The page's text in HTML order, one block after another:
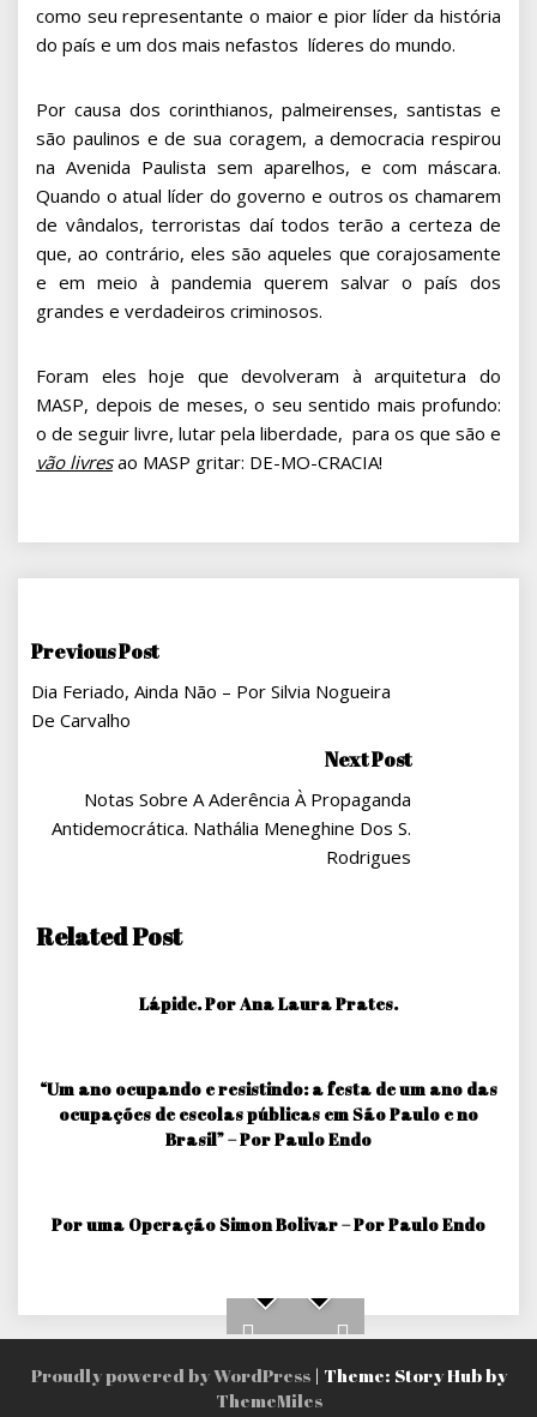
como seu representante o maior e pior líder da história
do país e um dos mais nefastos líderes do mundo.
Por causa dos corinthianos, palmeirenses, santistas e
são paulinos e de sua coragem, a democracia respirou
na Avenida Paulista sem aparelhos, e com máscara.
Quando o atual líder do governo e outros os chamarem
de vândalos, terroristas daí todos terão a certeza de
que, ao contrário, eles são aqueles que corajosamente
e em meio à pandemia querem salvar o país dos
grandes e verdadeiros criminosos.
Foram eles hoje que devolveram à arquitetura do
MASP, depois de meses, o seu sentido mais profundo:
o de seguir livre, lutar pela liberdade, para os que são e
vão livresao MASP gritar: DE-MO-CRACIA!
Navegação
De
Previous Post
Dia Feriado, Ainda Não – Por Silvia Nogueira
De Carvalho
Next Post
Notas Sobre A Aderência À Propaganda
Antidemocrática. Nathália Meneghine Dos S.
Rodrigues
Related Post
Lápide. Por Ana Laura Prates.
“Um ano ocupando e resistindo: a festa de um ano das
ocupações de escolas públicas em São Paulo e no
Brasil” – Por Paulo Endo
Por uma Operação Simon Bolivar – Por Paulo Endo
Proudly powered by WordPress | Theme: Story Hub by
ThemeMiles